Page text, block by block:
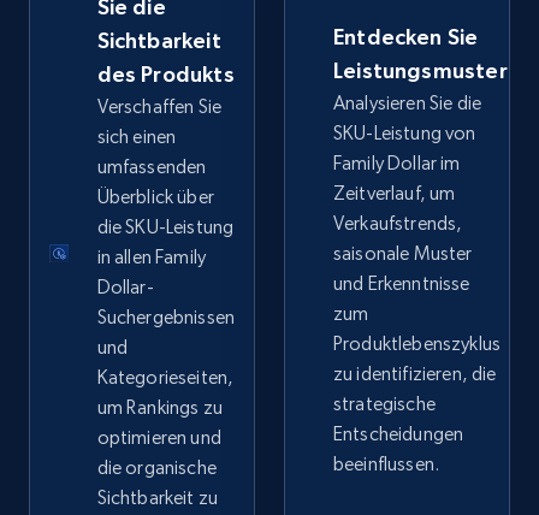
eBay - Collect records by category
URL, Product id, Title, Seller name, Seller rating,
Seller reviews, Breadcrumbs, Root category, and
more.
2.5K+ 358+ Jetzt anfangen
Google Shopping
URL, Product id, Title, Product description,
Rating, Reviews count, Images, Variations, and
more.
2.4K+ 199+
Sie die
Sichtbarkeit
des Produkts
Verschaffen Sie
sich einen
umfassenden
Überblick über
die SKU-Leistung
in allen Family
Dollar-
Suchergebnissen
und
Kategorieseiten,
um Rankings zu
optimieren und
die organische
Sichtbarkeit zu
Entdecken Sie
Leistungsmuster
Analysieren Sie die
SKU-Leistung von
Family Dollar im
Zeitverlauf, um
Verkaufstrends,
saisonale Muster
und Erkenntnisse
zum
Produktlebenszyklus
zu identifizieren, die
strategische
Entscheidungen
beeinflussen.